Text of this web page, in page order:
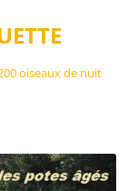
oiseaux de nuit